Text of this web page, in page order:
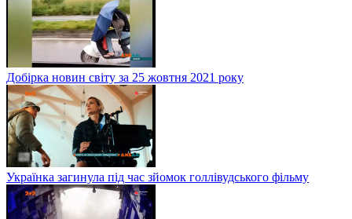
Добірка новин світу за 25 жовтня 2021 року
Українка загинула під час зйомок голлівудського фільму